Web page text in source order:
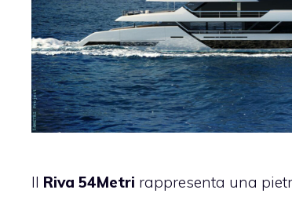
Il Riva 54Metri rappresenta una